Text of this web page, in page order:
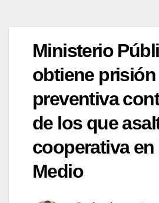
Ministerio
obtiene prisión
preventiva
de los que
cooperativa en
Medio